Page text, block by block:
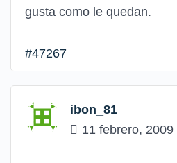
gusta como le quedan.
#47267
ibon_81
11 febrero,